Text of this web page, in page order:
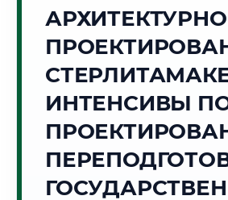
🏭
Г. СТЕРЛИТАМАК
2026 г.
Погода в г. Стерлитамак: 🌤️ +32°C,
🌅 Восход: 05:43
ИНТЕНСИВЫ